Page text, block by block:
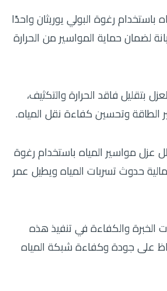
باستخدام رغوة البولي يوريثان واحدًا
لضمان حماية المواسير من الحرارة
بتقليل فاقد الحرارة والتكثيف،
الطاقة وتحسين كفاءة نقل المياه.
عزل مواسير المياه باستخدام رغوة
حدوث تسربات المياه ويطيل عمر
الخبرة والكفاءة في تنفيذ هذه
على جودة وكفاءة شبكة المياه